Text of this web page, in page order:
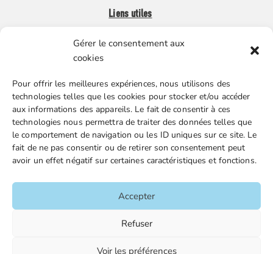
Gérer le consentement aux
cookies
Pour offrir les meilleures expériences, nous utilisons des
technologies telles que les cookies pour stocker et/ou accéder
aux informations des appareils. Le fait de consentir à ces
technologies nous permettra de traiter des données telles que
le comportement de navigation ou les ID uniques sur ce site. Le
fait de ne pas consentir ou de retirer son consentement peut
avoir un effet négatif sur certaines caractéristiques et fonctions.
Accepter
Refuser
Voir les préférences
Liens utiles
Boutique en ligne
Nos partenaires
Gestion des cookies
FGTA-FO / 15 avenue Victor Hugo – 92170 Vanves / 01 86
Accueil
Contacts
Mentions légales